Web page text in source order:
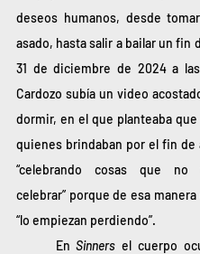
deseos humanos, desde
asado, hasta salir a bailar un fin
31 de diciembre de 2024 a
Cardozo subía un video
dormir, en el que planteaba
quienes brindaban por el fin de
“celebrando cosas que no
celebrar” porque de esa
“lo empiezan perdiendo”.
	En
Sinners el cuerpo